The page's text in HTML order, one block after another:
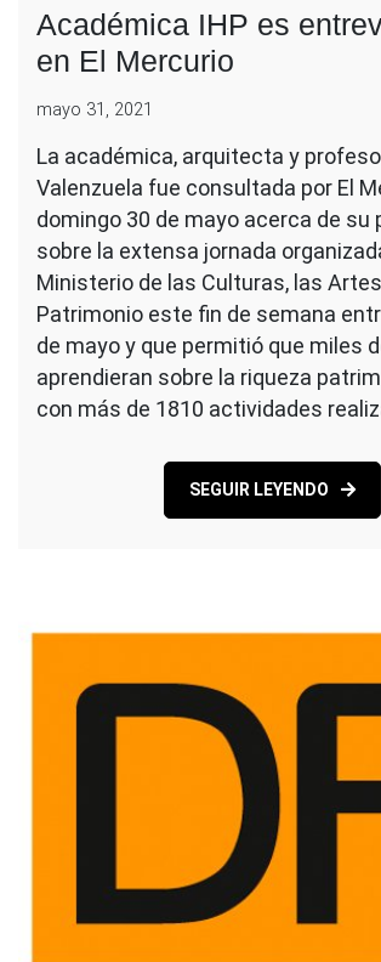
Académica IHP es
en El Mercurio
mayo 31, 2021
La académica, arquitecta y
Valenzuela fue consultada por El
domingo 30 de mayo acerca de su
sobre la extensa jornada
Ministerio de las Culturas, las Artes
Patrimonio este fin de semana
de mayo y que permitió que miles
aprendieran sobre la riqueza
con más de 1810 actividades
SEGUIR LEYENDO